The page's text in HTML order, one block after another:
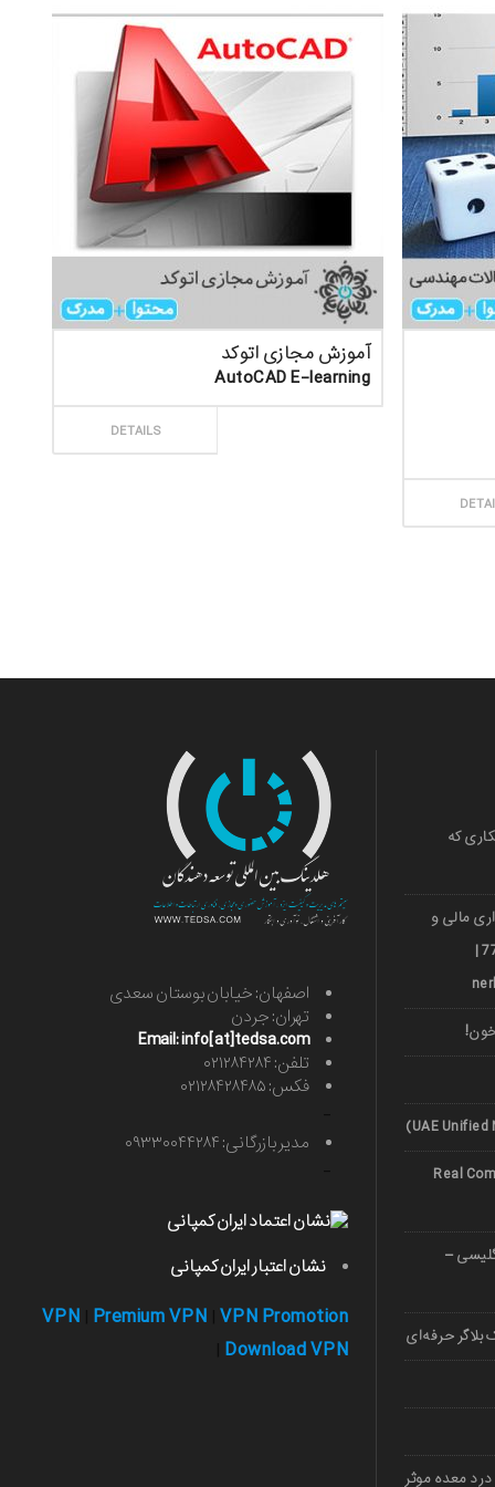
آموزش مجازی اتوکد
AutoCAD E-learning
DETAILS
اصفهان: خیابان بوستان سعدی
تهران: جردن
Email: info[at]tedsa.com
تلفن: ۰۲۱۲۸۴۲۸۴
فکس: ۰۲۱۲۸۴۲۸۴۸۵
مدیر بازرگانی: ۰۹۳۳۰۰۴۴۲۸۴
نشان اعتبار ایران کمپانی
VPN Premium VPN VPN Promotion
Download VPN
که
مالی و
ارزی قشم 501036018 | 971***77739 |
Real
زبان 1403 (انگلیسی –
حرفه‌ای
معده موثر